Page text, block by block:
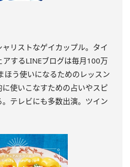
リストなゲイカップル。タイ
アするLINEブログは毎月100万
ほう使いになるためのレッスン
使いこなすための占いやスピ
テレビにも多数出演。ツイン